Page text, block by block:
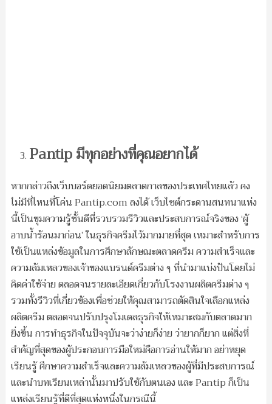
Pantip มีทุกอย่างที่คุณอยากได้
หากกล่าวถึงเว็บบอร์ดยอดนิยมตลาดกาลของประเทศไทยแล้ว คง
ไม่มีที่ไหนที่โค่น Pantip.com ลงได้ เว็บไซต์กระดานสนทนาแห่ง
นี้เป็นขุมความรู้ชั้นดีที่รวบรวมรีวิวและประสบการณ์จริงของ ‘ผู้
อาบน้ำร้อนมาก่อน’ ในธุรกิจครีมไว้มากมายที่สุด เหมาะสำหรับการ
ใช้เป็นแหล่งข้อมูลในการศึกษาลักษณะตลาดครีม ความสำเร็จและ
ความล้มเหลวของเจ้าของแบรนด์ครีมต่าง ๆ ที่นำมาแบ่งปันโดยไม่
คิดค่าใช้จ่าย ตลอดจนรายละเอียดเกี่ยวกับโรงงานผลิตครีมต่าง ๆ
รวมทั้งรีวิวที่เกี่ยวข้องเพื่อช่วยให้คุณสามารถตัดสินใจเลือกแหล่ง
ผลิตครีม ตลอดจนปรับปรุงโมเดลธุรกิจให้เหมาะสมกับตลาดมาก
ยิ่งขึ้น การทำธุรกิจในปัจจุบันจะว่าง่ายก็ง่าย ว่ายากก็ยาก แต่สิ่งที่
สำคัญที่สุดของผู้ประกอบการมือใหม่คือการอ่านให้มาก อย่าหยุด
เรียนรู้ ศึกษาความสำเร็จและความล้มเหลวของผู้ที่มีประสบการณ์
และนำบทเรียนเหล่านั้นมาปรับใช้กับตนเอง และ Pantip ก็เป็น
แหล่งเรียนรู้ที่ดีที่สุดแห่งหนึ่งในกรณีนี้